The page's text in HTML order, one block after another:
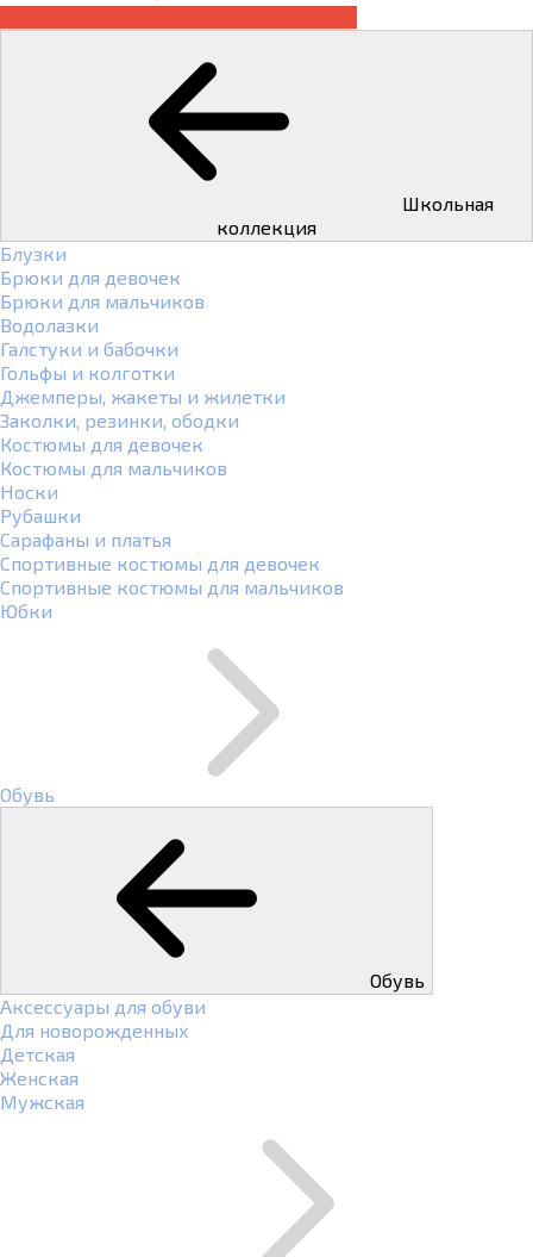
коллекция
Блузки
Брюки для девочек
Брюки для мальчиков
Водолазки
Галстуки и бабочки
Гольфы и колготки
Джемперы, жакеты и жилетки
Заколки, резинки, ободки
Костюмы для девочек
Костюмы для мальчиков
Носки
Рубашки
Сарафаны и платья
Спортивные костюмы для девочек
Спортивные костюмы для мальчиков
Юбки
Обувь
Обувь
Аксессуары для обуви
Для новорожденных
Детская
Женская
Мужская